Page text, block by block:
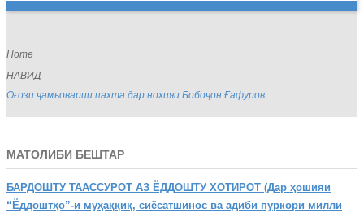
Home
НАВИД
Оғози ҷамъоварии пахта дар ноҳияи Бобоҷон Ғафуров
МАТОЛИБИ БЕШТАР
БАРДОШТУ ТААССУРОТ АЗ ЁДДОШТУ ХОТИРОТ (Дар ҳошияи
“Ёддоштҳо”-и муҳаққиқ, сиёсатшинос ва адиби пуркори миллӣ